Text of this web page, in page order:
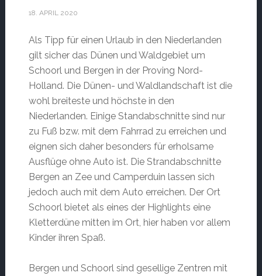
18. APRIL 2020
Als Tipp für einen Urlaub in den Niederlanden
gilt sicher das Dünen und Waldgebiet um
Schoorl und Bergen in der Proving Nord-
Holland. Die Dünen- und Waldlandschaft ist die
wohl breiteste und höchste in den
Niederlanden. Einige Standabschnitte sind nur
zu Fuß bzw. mit dem Fahrrad zu erreichen und
eignen sich daher besonders für erholsame
Ausflüge ohne Auto ist. Die Strandabschnitte
Bergen an Zee und Camperduin lassen sich
jedoch auch mit dem Auto erreichen. Der Ort
Schoorl bietet als eines der Highlights eine
Kletterdüne mitten im Ort, hier haben vor allem
Kinder ihren Spaß.
Bergen und Schoorl sind gesellige Zentren mit